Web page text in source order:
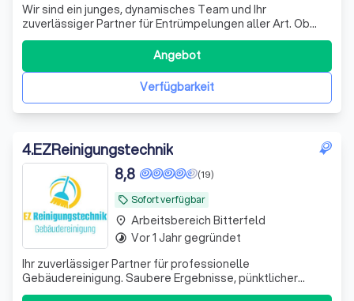
Wir sind ein junges, dynamisches Team und Ihr
zuverlässiger Partner für Entrümpelungen aller Art. Ob
Wohnungen, Häuser, Garagen oder Gewerbeflächen – wir
übernehmen jede Herausforderung mit Engagement und
Professionalität. Neben Entrümpelungen bieten wir auch
kleinere Umzüge, Rückbauten sowie die fa
Verfügbarkeit
Angebot
4.EZReinigungstechnik
local_offer Sofort verfügbar
(19)
8,8
Ihr zuverlässiger Partner für professionelle
Gebäudereinigung. Saubere Ergebnisse, pünktlicher
Service und faire Preise – für Privat- und Gewerbekunden.
place Arbeitsbereich Bitterfeld
timelapse Vor 1 Jahr gegründet